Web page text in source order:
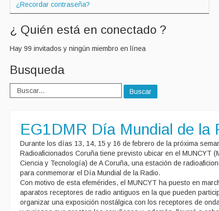
¿Recordar contraseña?
¿ Quién está en conectado ?
Hay 99 invitados y ningún miembro en línea
Busqueda
Buscar
EG1DMR Día Mundial de la
Durante los días 13, 14, 15 y 16 de febrero de la próxima
Radioaficionados Coruña tiene previsto ubicar en el MUNCYT
Ciencia y Tecnología) de A Coruña, una estación de
para conmemorar el Día Mundial de la Radio.
Con motivo de esta efemérides, el MUNCYT ha puesto en
aparatos receptores de radio antiguos en la que pueden
organizar una exposición nostálgica con los receptores de